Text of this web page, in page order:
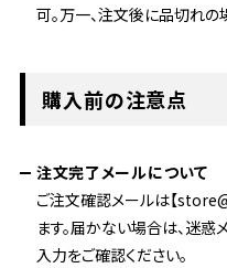
可。万一、注文後に品切れの
購入前の注意点
注文完了メールについて
ご注文確認メールは【
ます。届かない場合は、迷惑
入力をご確認ください。